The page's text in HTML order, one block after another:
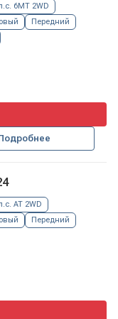
6MT 2WD
Передний
AT 2WD
Передний